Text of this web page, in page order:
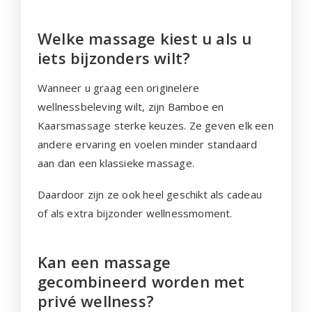
Welke massage kiest u als u
iets bijzonders wilt?
Wanneer u graag een originelere
wellnessbeleving wilt, zijn Bamboe en
Kaarsmassage sterke keuzes. Ze geven elk een
andere ervaring en voelen minder standaard
aan dan een klassieke massage.
Daardoor zijn ze ook heel geschikt als cadeau
of als extra bijzonder wellnessmoment.
Kan een massage
gecombineerd worden met
privé wellness?